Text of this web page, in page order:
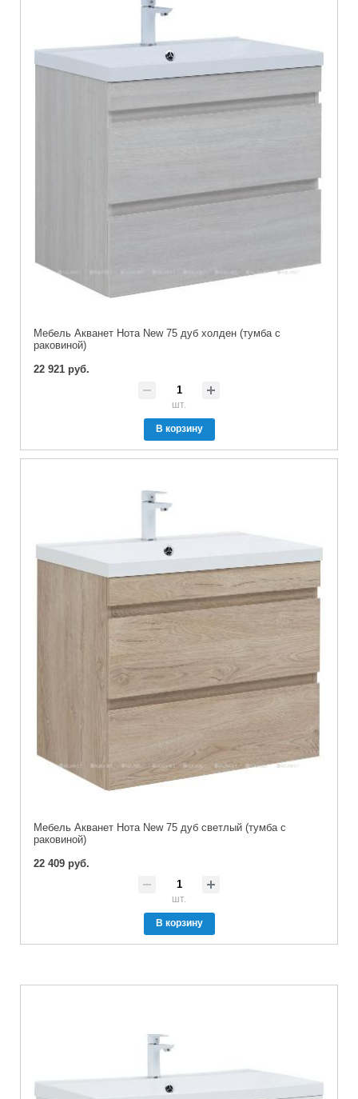
Мебель Акванет Нота New 75 дуб холден (тумба с
раковиной)
22 921 руб.
шт.
В корзину
Мебель Акванет Нота New 75 дуб светлый (тумба с
раковиной)
22 409 руб.
шт.
В корзину